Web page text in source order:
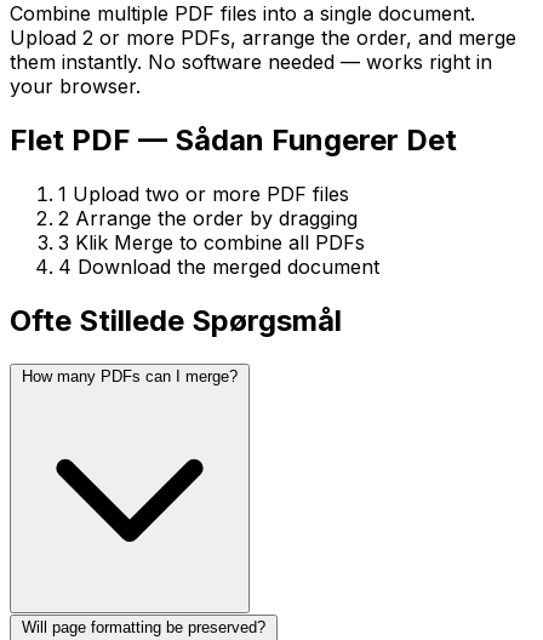
Combine multiple PDF files into a single document.
Upload 2 or more PDFs, arrange the order, and merge
them instantly. No software needed — works right in
your browser.
Flet PDF — Sådan Fungerer Det
1 Upload two or more PDF files
2 Arrange the order by dragging
3 Klik Merge to combine all PDFs
4 Download the merged document
Ofte Stillede Spørgsmål
How many PDFs can I merge?
Will page formatting be preserved?